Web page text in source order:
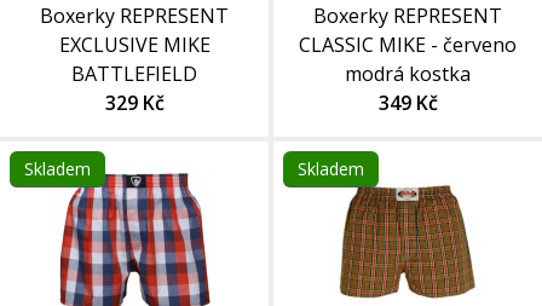
Boxerky REPRESENT
EXCLUSIVE MIKE
BATTLEFIELD
329 Kč
Boxerky REPRESENT
CLASSIC MIKE - červeno
modrá kostka
349 Kč
Skladem Skladem